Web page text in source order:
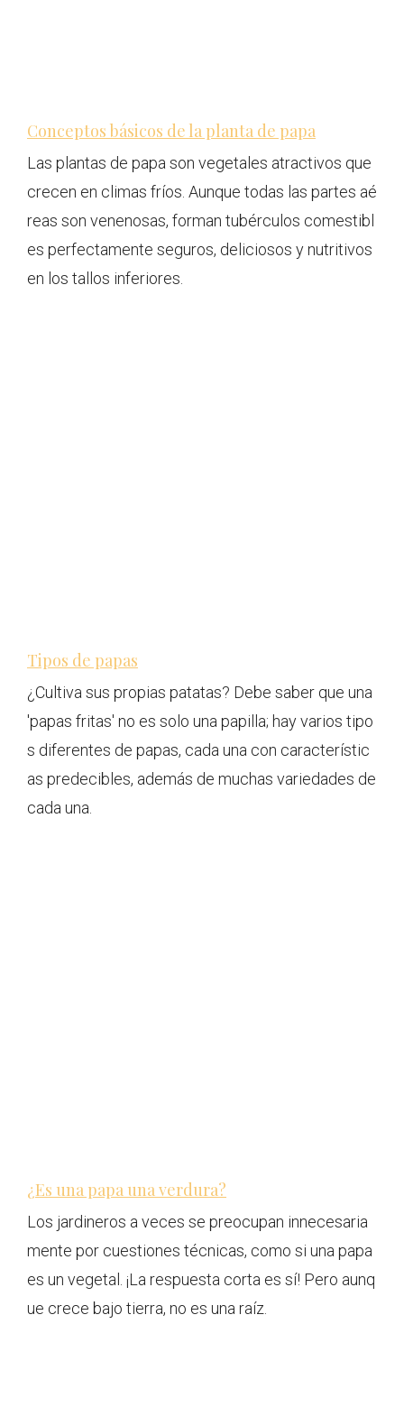
Conceptos básicos de la planta de papa
Las plantas de papa son vegetales atractivos que
crecen en climas fríos. Aunque todas las partes aé
reas son venenosas, forman tubérculos comestibl
es perfectamente seguros, deliciosos y nutritivos
en los tallos inferiores.
Tipos de papas
¿Cultiva sus propias patatas? Debe saber que una
'papas fritas' no es solo una papilla; hay varios tipo
s diferentes de papas, cada una con característic
as predecibles, además de muchas variedades de
cada una.
¿Es una papa una verdura?
Los jardineros a veces se preocupan innecesaria
mente por cuestiones técnicas, como si una papa
es un vegetal. ¡La respuesta corta es sí! Pero aunq
ue crece bajo tierra, no es una raíz.